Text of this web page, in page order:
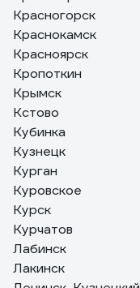
Красногорск
Краснокамск
Красноярск
Кропоткин
Крымск
Кстово
Кубинка
Кузнецк
Курган
Куровское
Курск
Курчатов
Лабинск
Лакинск